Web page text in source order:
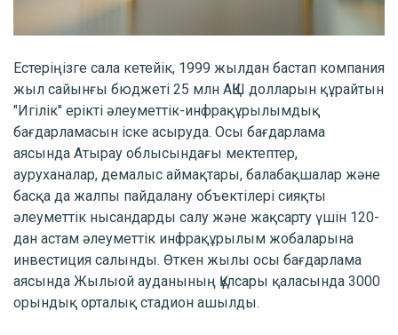
Естеріңізге сала кетейік, 1999 жылдан бастап компания
жыл сайынғы бюджеті 25 млн АҚШ долларын құрайтын
"Игілік" ерікті әлеуметтік-инфрақұрылымдық
бағдарламасын іске асыруда. Осы бағдарлама
аясында Атырау облысындағы мектептер,
ауруханалар, демалыс аймақтары, балабақшалар және
басқа да жалпы пайдалану объектілері сияқты
әлеуметтік нысандарды салу және жақсарту үшін 120-
дан астам әлеуметтік инфрақұрылым жобаларына
инвестиция салынды. Өткен жылы осы бағдарлама
аясында Жылыой ауданының Құлсары қаласында 3000
орындық орталық стадион ашылды.